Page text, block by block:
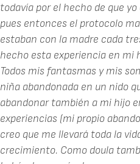
todavía por el hecho de que
pues entonces el protocolo
estaban con la madre cada
hecho esta experiencia en mi
Todos mis fantasmas y mis
niña abandonada en un nido
abandonar también a mi hijo
experiencias (mi propio
creo que me llevará toda la
crecimiento. Como doula